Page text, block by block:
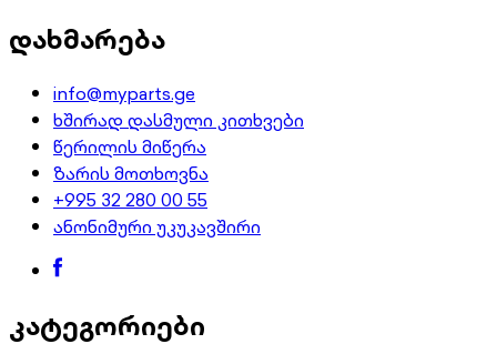
დახმარება
info@myparts.ge
ხშირად დასმული კითხვები
წერილის მიწერა
ზარის მოთხოვნა
+995 32 280 00 55
ანონიმური უკუკავშირი
კატეგორიები